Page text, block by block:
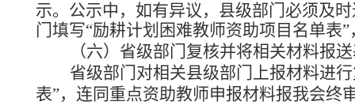
示。公示中，如有异议，县级部门必须及
门填写“励耕计划困难教师资助项目名单表
（六）省级部门复核并将相关材料报
省级部门对相关县级部门上报材料进
表”，连同重点资助教师申报材料报我会终